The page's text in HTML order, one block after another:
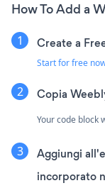
How To Add a
Create a
Start for free
Copia
Your code block
Aggiungi
incorporato